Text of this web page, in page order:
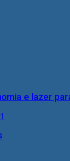
e lazer